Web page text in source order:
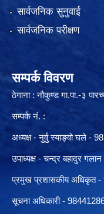
सार्वजनिक सुनुवाई
सार्वजनिक परीक्षण
सम्पर्क विवरण
ठेगाना : नौकुण्ड गा.पा.-३
सम्पर्क नं. :
अध्यक्ष - नुर्वु स्याङ्वो घले -
उपाध्यक्ष - चन्द्र बहादुर
प्रमुख प्रशासकीय अधिकृत -
सूचना अधिकारी -